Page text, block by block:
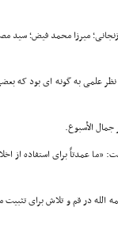
میرزا محمد فیض؛
به گونه ای بود که بعضی
جمال الأسبوع.
«ما عمدتاً برای استفاده از
در قم و تلاش برای